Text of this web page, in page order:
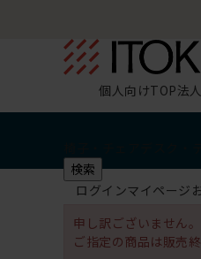
個人向けTOP法
検索
ログインマイページ
申し訳ございません。
ご指定の商品は販売